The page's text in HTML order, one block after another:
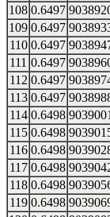
108 0.6497
109 0.6497
110 0.6497
111 0.6497
112 0.6497
113 0.6497
114 0.6498
115 0.6498
116 0.6498
117 0.6498
118 0.6498
119 0.6498